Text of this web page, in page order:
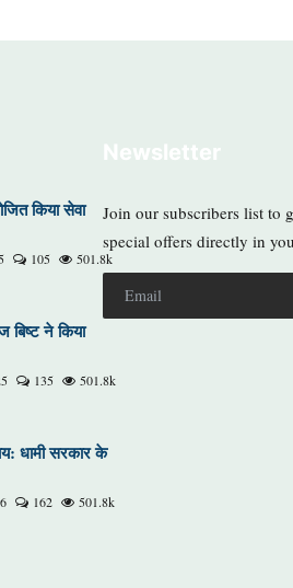
किया सेवा
105 501.8k
बिष्ट ने किया
135 501.8k
धामी सरकार के
162 501.8k
Newsletter
Join our subscribers list to
special offers directly in